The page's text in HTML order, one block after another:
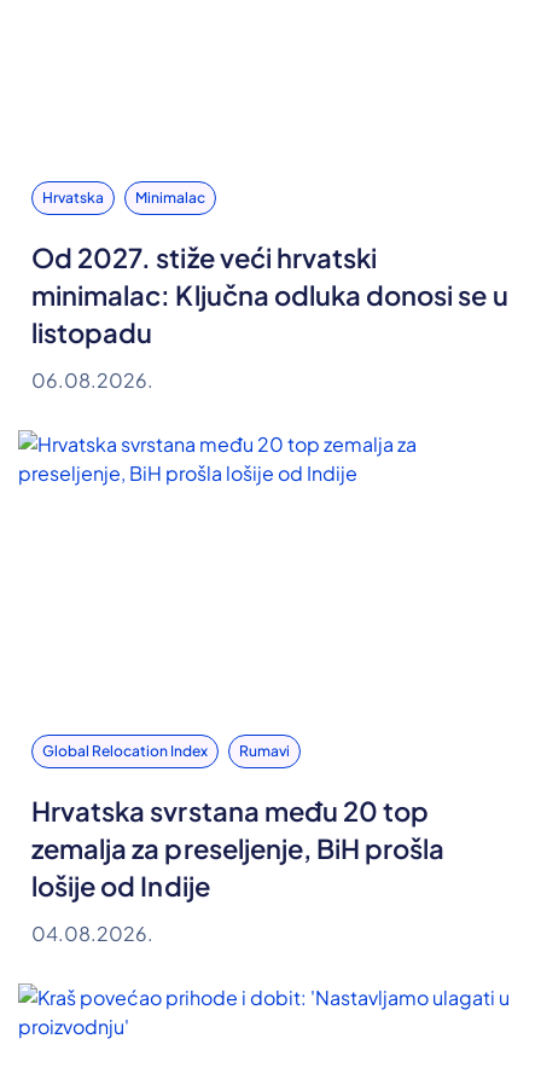
Hrvatska Minimalac
Od 2027. stiže veći hrvatski
minimalac: Ključna odluka donosi se u
listopadu
06.08.2026.
Global Relocation Index Rumavi
Hrvatska svrstana među 20 top
zemalja za preseljenje, BiH prošla
lošije od Indije
04.08.2026.